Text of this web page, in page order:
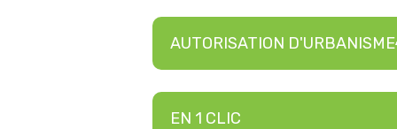
AUTORISATION D'URBANISME
EN 1 CLIC